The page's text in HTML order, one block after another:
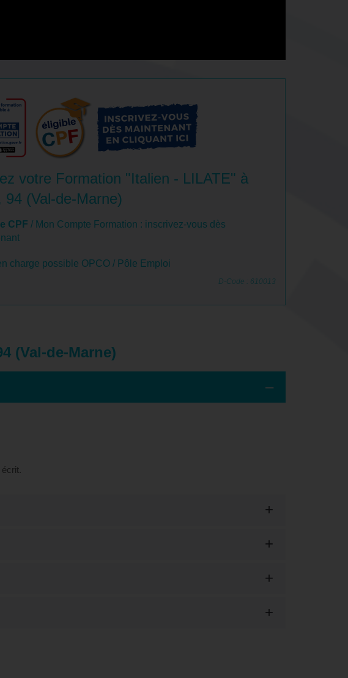
votre Formation "Italien - LILATE" à
94 (Val-de-Marne)
CPF / Mon Compte Formation : inscrivez-vous dès
charge possible OPCO / Pôle Emploi
D-Code : 610013
(Val-de-Marne)